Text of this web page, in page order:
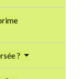
?